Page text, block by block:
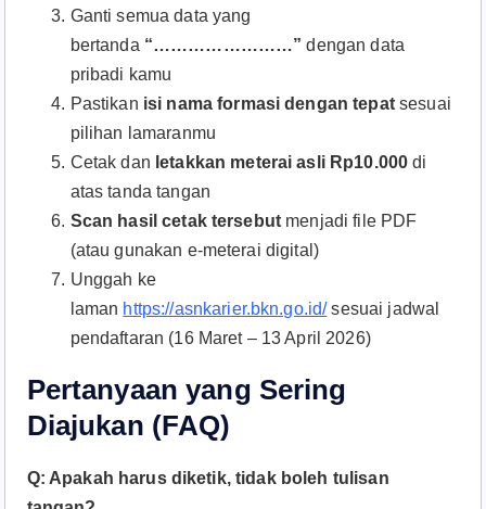
Ganti semua data yang
bertanda “……………………” dengan data
pribadi kamu
Pastikan isi nama formasi dengan tepatsesuai
pilihan lamaranmu
Cetak dan letakkan meterai asli Rp10.000 di
atas tanda tangan
Scan hasil cetak tersebut menjadi file PDF
(atau gunakan e-meterai digital)
Unggah ke
laman https://asnkarier.bkn.go.id/ sesuai jadwal
pendaftaran (16 Maret – 13 April 2026)
Pertanyaan yang Sering
Diajukan (FAQ)
Q: Apakah harus diketik, tidak boleh tulisan